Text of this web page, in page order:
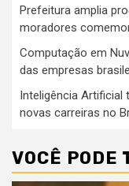
Prefeitura amplia
moradores
Computação em
das empresas
Inteligência
novas carreiras no
VOCÊ PODE